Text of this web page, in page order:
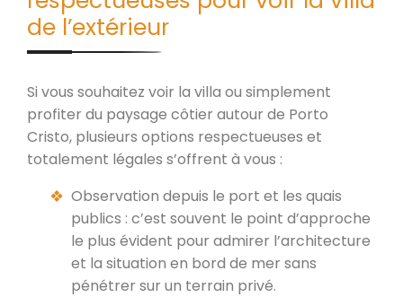
de l’extérieur
Si vous souhaitez voir la villa ou simplement
profiter du paysage côtier autour de Porto
Cristo, plusieurs options respectueuses et
totalement légales s’offrent à vous :
Observation depuis le port et les quais
publics : c’est souvent le point d’approche
le plus évident pour admirer l’architecture
et la situation en bord de mer sans
pénétrer sur un terrain privé.